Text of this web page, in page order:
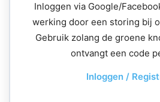
Inloggen via Google/
werking door een storing bij
Gebruik zolang de groene
ontvangt een code
Inloggen /